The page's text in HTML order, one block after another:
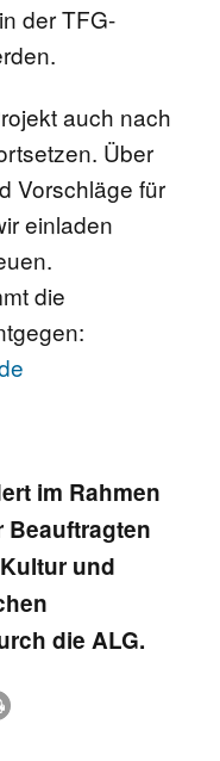
der TFG-
auch nach
Über
Vorschläge für
einladen
die
im Rahmen
Beauftragten
und
die ALG.